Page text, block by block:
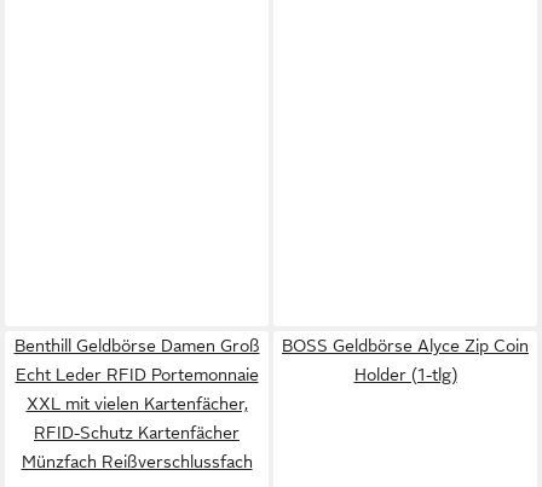
Benthill Geldbörse Damen Groß
Echt Leder RFID Portemonnaie
XXL mit vielen Kartenfächer,
RFID-Schutz Kartenfächer
Münzfach Reißverschlussfach
BOSS Geldbörse Alyce Zip Coin
Holder (1-tlg)